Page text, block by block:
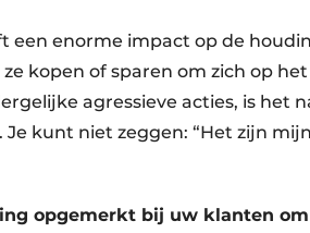
een enorme impact op de
kopen of sparen om zich op
agressieve acties, is het
Je kunt niet zeggen: “Het zijn
opgemerkt bij uw klanten